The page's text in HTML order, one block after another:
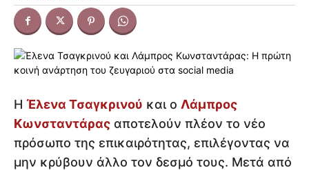
Η Έλενα Τσαγκρινού και ο Λάμπρος
Κωνσταντάρας αποτελούν πλέον το νέο
πρόσωπο της επικαιρότητας, επιλέγοντας να
μην κρύβουν άλλο τον δεσμό τους. Μετά από